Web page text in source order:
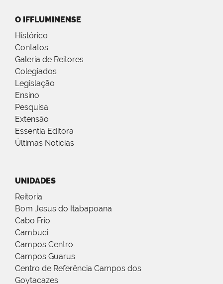
O IFFLUMINENSE
Histórico
Contatos
Galeria de Reitores
Colegiados
Legislação
Ensino
Pesquisa
Extensão
Essentia Editora
Últimas Notícias
UNIDADES
Reitoria
Bom Jesus do Itabapoana
Cabo Frio
Cambuci
Campos Centro
Campos Guarus
Centro de Referência Campos dos
Goytacazes